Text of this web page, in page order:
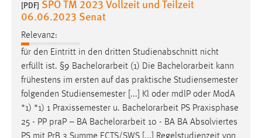
[PDF] SPO TM 2023 Vollzeit und Teilzeit
06.06.2023 Senat
Relevanz:
für den Eintritt in den dritten Studienabschnitt nicht
erfüllt ist. §9 Bachelorarbeit (1) Die Bachelorarbeit kann
frühestens im ersten auf das praktische Studiensemester
folgenden Studiensemester [...] Kl oder mdlP oder ModA
*1) *1) 1 Praxissemester u. Bachelorarbeit PS Praxisphase
25 - PP praP – BA Bachelorarbeit 10 - BA BA Absolviertes
PS mit PrB 3 Summe ECTS/SWS [...] Regelstudienzeit von